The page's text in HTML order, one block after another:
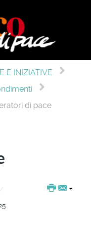
E INIZIATIVE
di pace